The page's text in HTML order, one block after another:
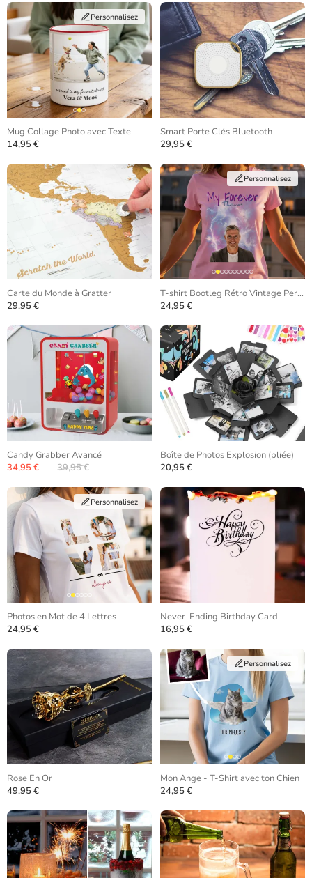
Personnalisez
Mug Collage Photo avec Texte
14,95 €
Smart Porte Clés Bluetooth
29,95 €
Carte du Monde à Gratter
29,95 €
Personnalisez
T-shirt Bootleg Rétro Vintage Personnalisé
24,95 €
Candy Grabber Avancé
34,95 €
39,95 €
Boîte de Photos Explosion (pliée)
20,95 €
Personnalisez
Photos en Mot de 4 Lettres
24,95 €
Never-Ending Birthday Card
16,95 €
Rose En Or
49,95 €
Personnalisez
Mon Ange - T-Shirt avec ton Chien
24,95 €